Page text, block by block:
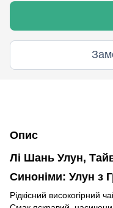
Опис
Лі Шань Улун,
Синоніми: Улун з
Рідкісний високогірний